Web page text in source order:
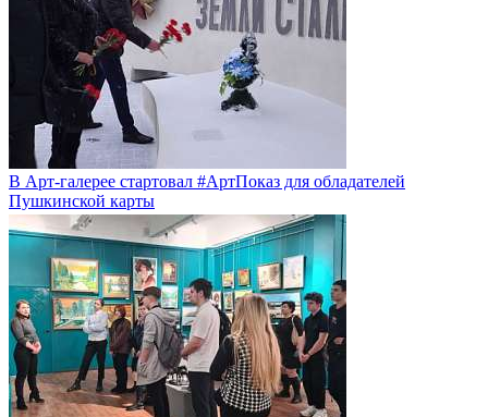
В Арт-галерее стартовал #АртПоказ для обладателей
Пушкинской карты